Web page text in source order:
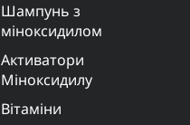
Шампунь з
міноксидилом
Активатори
Міноксидилу
Вітаміни